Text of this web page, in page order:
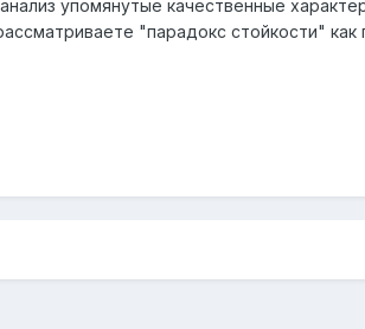
упомянутые качественные
"парадокс стойкости"